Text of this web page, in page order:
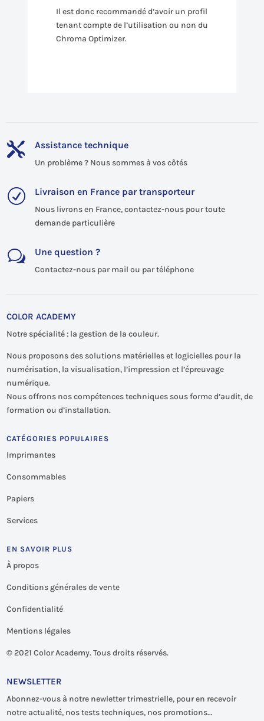
Il est donc recommandé d’avoir un profil
tenant compte de l’utilisation ou non du
Chroma Optimizer.
 Assistance technique
Un problème ? Nous sommes à vos côtés
R Livraison en France par transporteur
Nous livrons en France, contactez-nous pour toute
demande particulière
w Une question ?
Contactez-nous par mail ou par téléphone
COLOR ACADEMY
Notre spécialité : la gestion de la couleur.
Nous proposons des solutions matérielles et logicielles pour la
numérisation, la visualisation, l’impression et l’épreuvage
numérique.
Nous offrons nos compétences techniques sous forme d’audit, de
formation ou d’installation.
CATÉGORIES POPULAIRES
Imprimantes
Consommables
Papiers
Services
EN SAVOIR PLUS
À propos
Conditions générales de vente
Confidentialité
Mentions légales
© 2021 Color Academy. Tous droits réservés.
NEWSLETTER
Abonnez-vous à notre newletter trimestrielle, pour en recevoir
notre actualité, nos tests techniques, nos promotions…